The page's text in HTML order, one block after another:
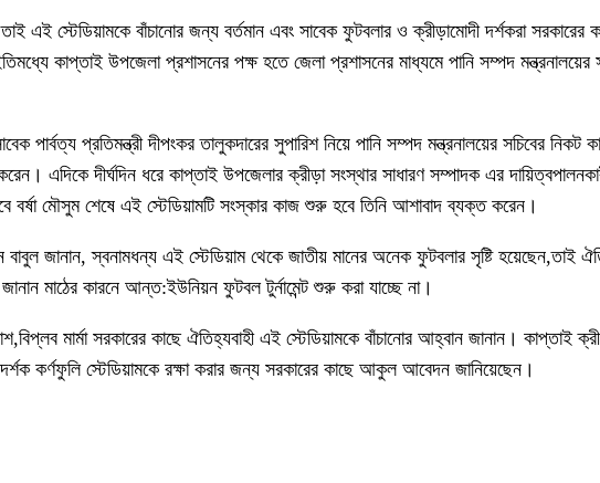
এই স্টেডিয়ামকে বাঁচানোর জন্য বর্তমান এবং সাবেক ফুটবলার ও ক্রীড়ামোদী দর্শকরা
কাপ্তাই উপজেলা প্রশাসনের পক্ষ হতে জেলা প্রশাসনের মাধ্যমে পানি সম্পদ
প্রতিমন্ত্রী দীপংকর তালুকদারের সুপারিশ নিয়ে পানি সম্পদ মন্ত্রনালয়ের সচিবের
এদিকে দীর্ঘদিন ধরে কাপ্তাই উপজেলার ক্রীড়া সংস্থার সাধারণ সম্পাদক এর
বর্ষা মৌসুম শেষে এই স্টেডিয়ামটি সংস্কার কাজ শুরু হবে তিনি আশাবাদ ব্যক্ত করেন।
জানান, স্বনামধন্য এই স্টেডিয়াম থেকে জাতীয় মানের অনেক ফুটবলার সৃষ্টি হয়েছেন,তাই
মাঠের কারনে আন্ত:ইউনিয়ন ফুটবল টুর্নামেন্ট শুরু করা যাচ্ছে না।
মার্মা সরকারের কাছে ঐতিহ্যবাহী এই স্টেডিয়ামকে বাঁচানোর আহ্বান জানান। কাপ্তাই
কর্ণফুলি স্টেডিয়ামকে রক্ষা করার জন্য সরকারের কাছে আকুল আবেদন জানিয়েছেন।